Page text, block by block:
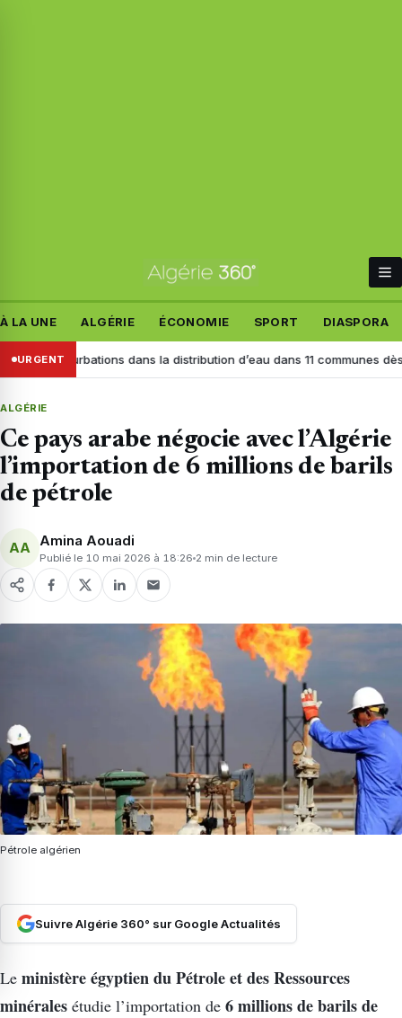
À LA UNE ALGÉRIE ÉCONOMIE SPORT DIASPORA
URGENT
perturbations dans la distribution d’eau dans 11 communes dès ce
ALGÉRIE
Ce pays arabe négocie avec l’Algérie
l’importation de 6 millions de barils
de pétrole
AA Amina Aouadi
Publié le 10 mai 2026 à 18:26 2 min de lecture
Pétrole algérien
Suivre Algérie 360° sur Google Actualités
Le ministère égyptien du Pétrole et des Ressources
minérales étudie l’importation de 6 millions de barils de